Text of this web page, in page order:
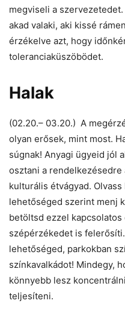
megviseli a
akad valaki, aki kissé
érzékelve azt, hogy
toleranciaküszöbödet.
Halak
(02.20.– 03.20.) A
olyan erősek, mint most.
súgnak! Anyagi ügyeid jól
osztani a rendelkezésedre
kulturális étvágyad.
lehetőséged szerint menj
betöltsd ezzel
szépérzékedet is
lehetőséged, parkokban
színkavalkádot! Mindegy,
könnyebb lesz